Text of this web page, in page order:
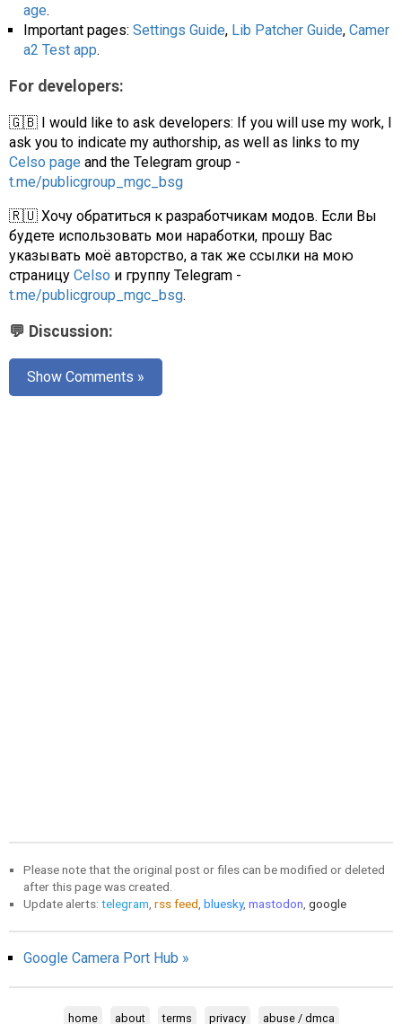
age.
Important pages: Settings Guide, Lib Patcher Guide, Camer
a2 Test app.
For developers:
🇬🇧 I would like to ask developers: If you will use my work, I
ask you to indicate my authorship, as well as links to my
Celso page and the Telegram group -
t.me/publicgroup_mgc_bsg
🇷🇺 Хочу обратиться к разработчикам модов. Если Вы
будете использовать мои наработки, прошу Вас
указывать моё авторство, а так же ссылки на мою
страницу Celso и группу Telegram -
t.me/publicgroup_mgc_bsg.
💬 Discussion:
Show Comments »
Please note that the original post or files can be modified or deleted
after this page was created.
Update alerts: telegram rss feed bluesky, mastodon google
Google Camera Port Hub »
home about terms privacy abuse / dmca